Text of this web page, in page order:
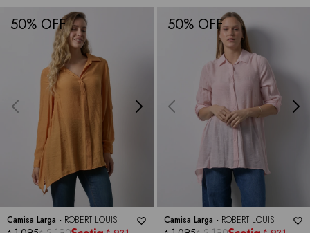
50
Camisa Larga - ROBERT LOUIS
50
Camisa Larga - ROBERT LOUIS